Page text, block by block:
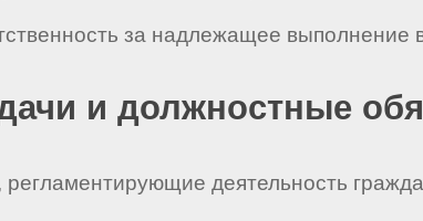
за надлежащее выполнение
и должностные
деятельность